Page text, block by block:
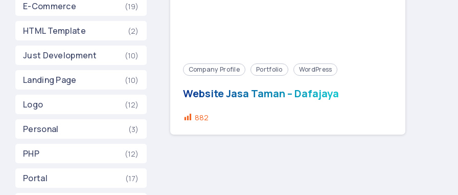
E-Commerce (19)
HTML Template (2)
Just Development (10)
Landing Page (10)
Logo (12)
Personal (3)
PHP (12)
Portal (17)
Company Profile Portfolio WordPress
Website Jasa Taman – Dafajaya
882